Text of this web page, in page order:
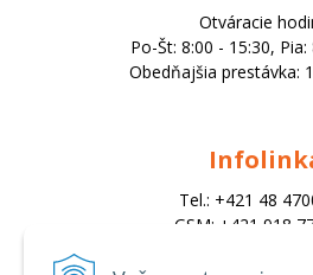
Otváracie
Po-Št: 8:00 - 15:30, Pia:
Obedňajšia prestávka:
Tel.: +421 48
GSM: +421 918